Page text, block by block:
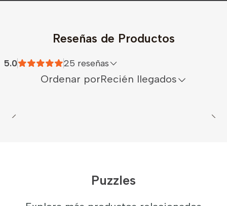
Reseñas de Productos
5.0 25 reseñas
Ordenar porRecién llegados
Puzzles